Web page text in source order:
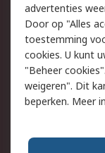
Wettelijk
Cookiebeleid
Privacybeleid
Algemene
Over RS
advertenties
Door op "Alles
toestemming
cookies. U kunt
"Beheer
weigeren". Dit
beperken. Meer